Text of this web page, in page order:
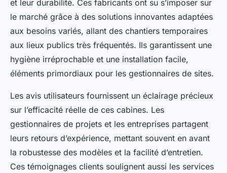
et leur durabilité. Ces fabricants ont su s’imposer sur
le marché grâce à des solutions innovantes adaptées
aux besoins variés, allant des chantiers temporaires
aux lieux publics très fréquentés. Ils garantissent une
hygiène irréprochable et une installation facile,
éléments primordiaux pour les gestionnaires de sites.
Les avis utilisateurs fournissent un éclairage précieux
sur l’efficacité réelle de ces cabines. Les
gestionnaires de projets et les entreprises partagent
leurs retours d’expérience, mettant souvent en avant
la robustesse des modèles et la facilité d’entretien.
Ces témoignages clients soulignent aussi les services